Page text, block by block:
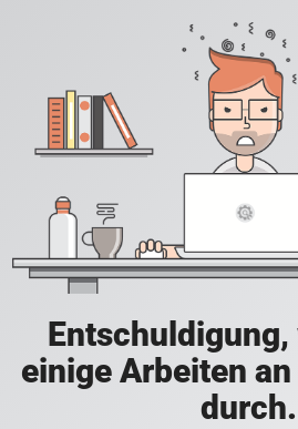
einige Arbeiten
durch.